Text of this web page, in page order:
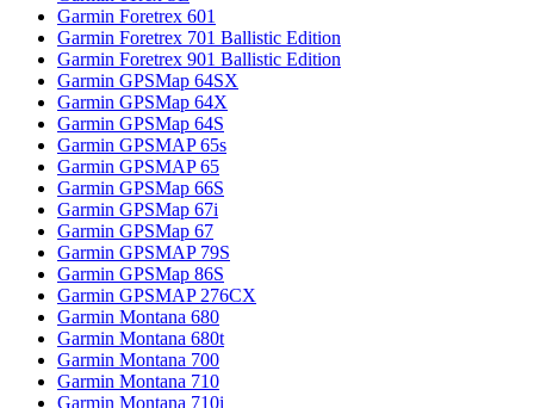
Garmin Foretrex 601
Garmin Foretrex 701 Ballistic Edition
Garmin Foretrex 901 Ballistic Edition
Garmin GPSMap 64SX
Garmin GPSMap 64X
Garmin GPSMap 64S
Garmin GPSMAP 65s
Garmin GPSMAP 65
Garmin GPSMap 66S
Garmin GPSMap 67i
Garmin GPSMap 67
Garmin GPSMAP 79S
Garmin GPSMap 86S
Garmin GPSMAP 276CX
Garmin Montana 680
Garmin Montana 680t
Garmin Montana 700
Garmin Montana 710
Garmin Montana 710i